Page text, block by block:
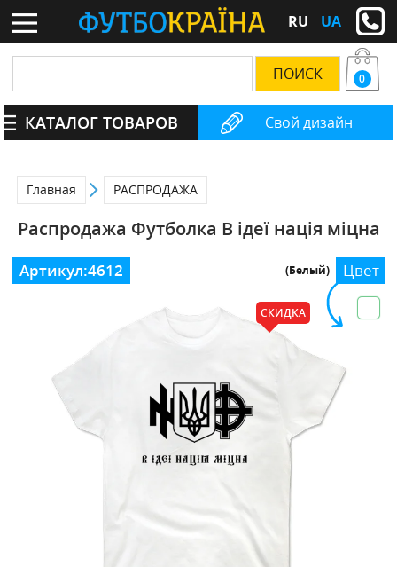
RU UA
Свой дизайн
0
КАТАЛОГ ТОВАРОВ
Главная РАСПРОДАЖА
Распродажа Футболка В ідеї нація міцна
СКИДКА
Цвет
(Белый)
Артикул:4612